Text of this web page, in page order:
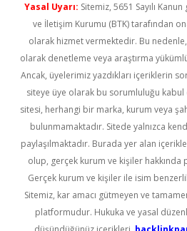
Yasal Uyarı: Sitemiz, 5651 Sayılı
ve İletişim Kurumu (BTK) tarafından
olarak hizmet vermektedir. Bu
olarak denetleme veya araştırma
Ancak, üyelerimiz yazdıkları içeriklerin
siteye üye olarak bu sorumluluğu kabul
sitesi, herhangi bir marka, kurum veya
bulunmamaktadır. Sitede yalnızca
paylaşılmaktadır. Burada yer alan
olup, gerçek kurum ve kişiler hakkında
Gerçek kurum ve kişiler ile isim
Sitemiz, kar amacı gütmeyen ve
platformudur. Hukuka ve yasal